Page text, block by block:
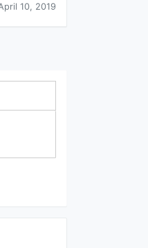
10, 2019